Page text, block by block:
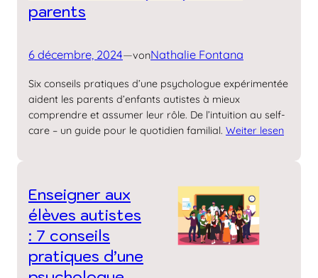
parents
6 décembre, 2024—vonNathalie Fontana
Six conseils pratiques d’une psychologue expérimentée
aident les parents d’enfants autistes à mieux
comprendre et assumer leur rôle. De l’intuition au self-
care – un guide pour le quotidien familial. Weiter lesen
Enseigner aux
élèves autistes
: 7 conseils
pratiques d’une